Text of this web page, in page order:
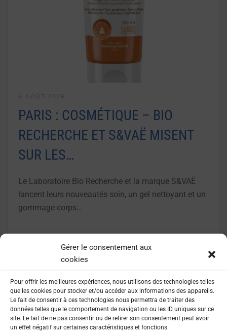
Gérer le consentement aux
cookies
Pour offrir les meilleures expériences, nous utilisons des technologies telles
que les cookies pour stocker et/ou accéder aux informations des appareils.
Le fait de consentir à ces technologies nous permettra de traiter des
données telles que le comportement de navigation ou les ID uniques sur ce
site. Le fait de ne pas consentir ou de retirer son consentement peut avoir
un effet négatif sur certaines caractéristiques et fonctions.
PARIS : COSMÉTIQUE – BIO
RECHERCHE ET S&VAË MISENT
SUR LES…
Le Laboratoire Bio Recherche et la marque S&VAË
lancent leurs nouveautés soin, un gel nettoyant et un
gommage corps…
LIRE LA SUITE